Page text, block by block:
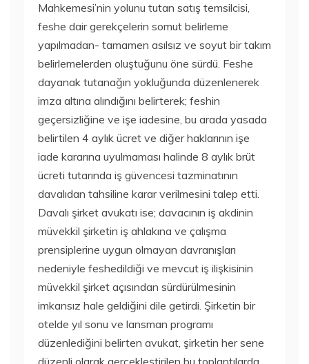
Mahkemesi’nin yolunu tutan satış temsilcisi,
feshe dair gerekçelerin somut belirleme
yapılmadan- tamamen asılsız ve soyut bir takım
belirlemelerden oluştuğunu öne sürdü. Feshe
dayanak tutanağın yokluğunda düzenlenerek
imza altına alındığını belirterek; feshin
geçersizliğine ve işe iadesine, bu arada yasada
belirtilen 4 aylık ücret ve diğer haklarının işe
iade kararına uyulmaması halinde 8 aylık brüt
ücreti tutarında iş güvencesi tazminatının
davalıdan tahsiline karar verilmesini talep etti.
Davalı şirket avukatı ise; davacının iş akdinin
müvekkil şirketin iş ahlakına ve çalışma
prensiplerine uygun olmayan davranışları
nedeniyle feshedildiği ve mevcut iş ilişkisinin
müvekkil şirket açısından sürdürülmesinin
imkansız hale geldiğini dile getirdi. Şirketin bir
otelde yıl sonu ve lansman programı
düzenlediğini belirten avukat, şirketin her sene
düzenli olarak gerçekleştirilen bu toplantılarda